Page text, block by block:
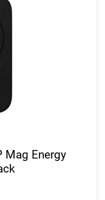
Mag Energy